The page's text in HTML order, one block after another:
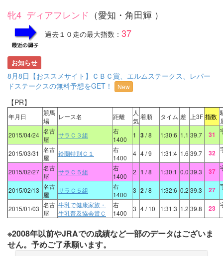
牝4 ディアフレンド （愛知・角田輝 ）
過去１０走の最大指数： 37
お知らせ
8月8日【おススメサイト】ＣＢＣ賞、エルムステークス、レパー
ドステークスの無料予想をGET！
New
【PR】
年月日
競馬
場
レース名 距離
人
気
着順 タイム 差 上3F 指数
2015/04/24 名古
屋
サラＣ３組
右
1400
1 3/ 8 1:30:6 1.1 39.7 31
2015/03/31 名古
屋
鈴蘭特別Ｃ１
右
1400
4 4/ 9 1:31:4 1.6 39.7 32
2015/02/27 名古
屋
サラＣ５組
右
1400
2 1 / 8 1:30:1 0.0 39.3 37
2015/02/13 名古
屋
サラＣ５組
右
1400
3 2/ 8 1:32:6 0.2 39.3 27
2015/01/03 名古
屋
牛乳で健康家族・
牛乳普及協会賞Ｃ
右
1400
3 4/ 10 1:31:3 1.2 39.8 23
※2008年以前やJRAでの成績など一部のデータはございま
せん。予めご了承願います。